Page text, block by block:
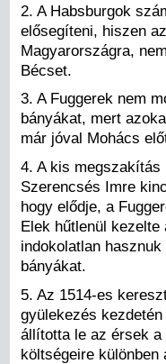
2. A Habsburgok
elősegíteni, hiszen
Magyarországra,
Bécset.
3. A Fuggerek nem
bányákat, mert
már jóval Mohács
4. A kis megszakítás
Szerencsés Imre
hogy elődje, a
Elek hűtlenül
indokolatlan
bányákat.
5. Az 1514-es
gyülekezés
állította le az érsek
költségeire